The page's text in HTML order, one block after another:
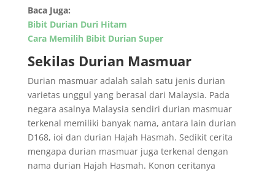
Baca Juga:
Bibit Durian Duri Hitam
Cara Memilih Bibit Durian Super
Sekilas Durian Masmuar
Durian masmuar adalah salah satu jenis durian
varietas unggul yang berasal dari Malaysia. Pada
negara asalnya Malaysia sendiri durian masmuar
terkenal memiliki banyak nama, antara lain durian
D168, ioi dan durian Hajah Hasmah. Sedikit cerita
mengapa durian masmuar juga terkenal dengan
nama durian Hajah Hasmah. Konon ceritanya